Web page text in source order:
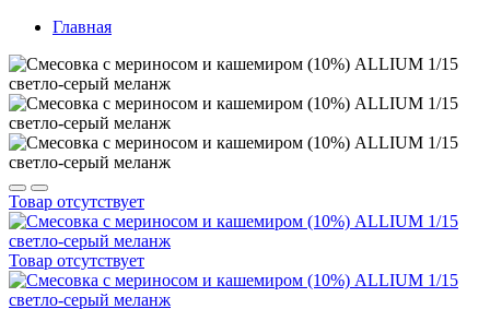
Главная
Товар отсутствует
Товар отсутствует